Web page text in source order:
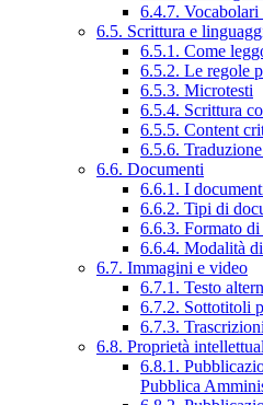
6.4.7. Vocabolari
6.5. Scrittura e
6.5.1. Come
6.5.2. Le regole
6.5.3. Microtesti
6.5.4. Scrittura
6.5.5. Content
6.5.6.
6.6. Documenti
6.6.1. I
6.6.2. Tipi di
6.6.3. Formato
6.6.4. Modalità
6.7. Immagini e video
6.7.1. Testo
6.7.2. Sottotitoli
6.7.3.
6.8. Proprietà
6.8.1.
Pubblica